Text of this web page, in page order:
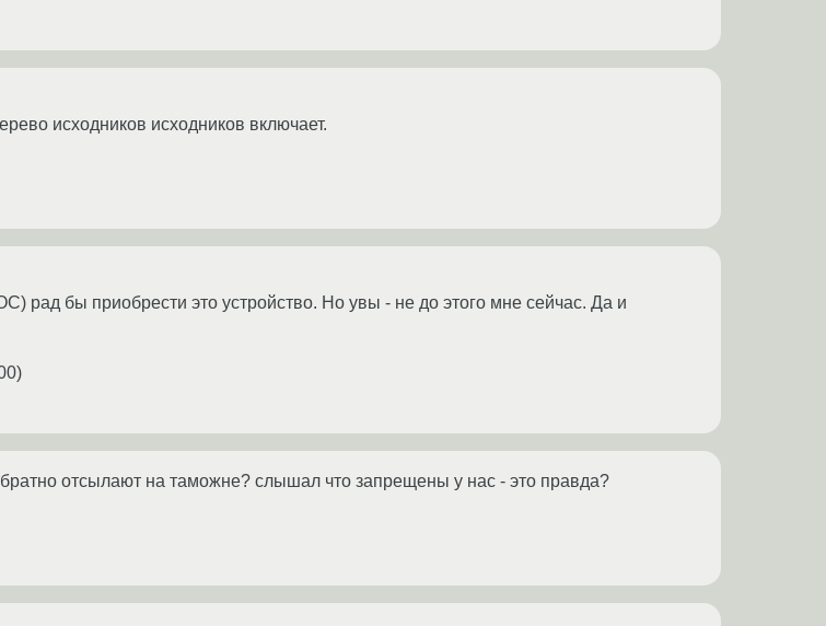
исходников исходников включает.
рад бы приобрести это устройство. Но увы - не до этого мне сейчас. Да и
)
отсылают на таможне? слышал что запрещены у нас - это правда?